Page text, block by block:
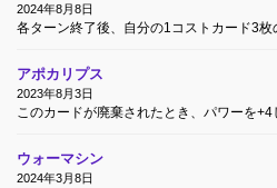
2024年8月8日
各ターン終了後、自分の1コストカード3枚
アポカリプス
2023年8月3日
このカードが廃棄されたとき、パワーを+4
ウォーマシン
2024年3月8日